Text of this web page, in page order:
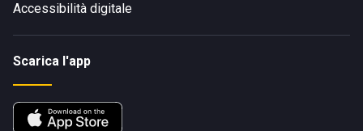
Accessibilità digitale
Scarica l'app